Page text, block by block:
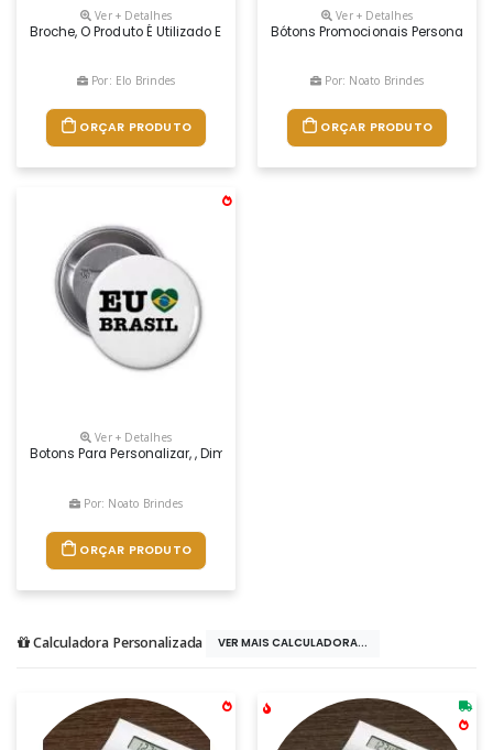
Ver + Detalhes
Broche, O Produto É Utilizado Em Diversas Situações Como
Por: Elo Brindes
ORÇAR PRODUTO
Ver + Detalhes
Bótons Promocionais
Por: Noato Brindes
ORÇAR PRODUTO
Ver + Detalhes
Botons Para Personalizar, , Dimensões 55 Mm
Por: Noato Brindes
ORÇAR PRODUTO
Calculadora Personalizada VER MAIS CALCULADORA...